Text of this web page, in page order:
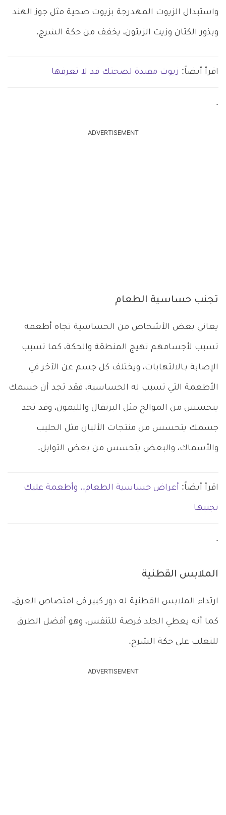
واستبدال الزيوت المهدرجة بزيوت صحية مثل جوز الهند
وبذور الكتان وزيت الزيتون، يخفف من حكة الشرج.
اقرأ أيضاً: زيوت مفيدة لصحتك قد لا تعرفها
.
ADVERTISEMENT
تجنب حساسية الطعام
يعاني بعض الأشخاص من الحساسية تجاه أطعمة
تسبب لأجسامهم تهيج المنطقة والحكة، كما تسبب
الإصابة بـالالتهابات، ويختلف كل جسم عن الآخر في
الأطعمة التي تسبب له الحساسية، فقد تجد أن جسمك
يتحسس من الموالح مثل البرتقال والليمون، وقد تجد
جسمك يتحسس من منتجات الألبان مثل الحليب
والأسماك، والبعض يتحسس من بعض التوابل.
اقرأ أيضاً: أعراض حساسية الطعام.. وأطعمة عليك
تجنبها
.
الملابس القطنية
ارتداء الملابس القطنية له دور كبير في امتصاص العرق،
كما أنه يعطي الجلد فرصة للتنفس، وهو أفضل الطرق
للتغلب على حكة الشرج.
ADVERTISEMENT